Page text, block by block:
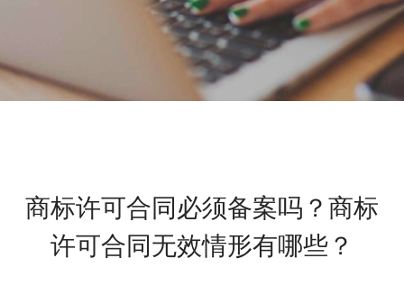
商标许可合同必须备案吗？商标
许可合同无效情形有哪些？